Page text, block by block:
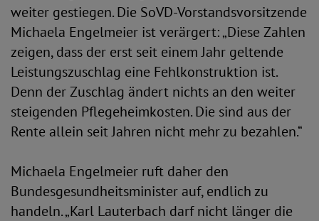
weiter gestiegen. Die SoVD-Vorstandsvorsitzende
Michaela Engelmeier ist verärgert: „Diese Zahlen
zeigen, dass der erst seit einem Jahr geltende
Leistungszuschlag eine Fehlkonstruktion ist.
Denn der Zuschlag ändert nichts an den weiter
steigenden Pflegeheimkosten. Die sind aus der
Rente allein seit Jahren nicht mehr zu bezahlen.“
Michaela Engelmeier ruft daher den
Bundesgesundheitsminister auf, endlich zu
handeln. „Karl Lauterbach darf nicht länger die